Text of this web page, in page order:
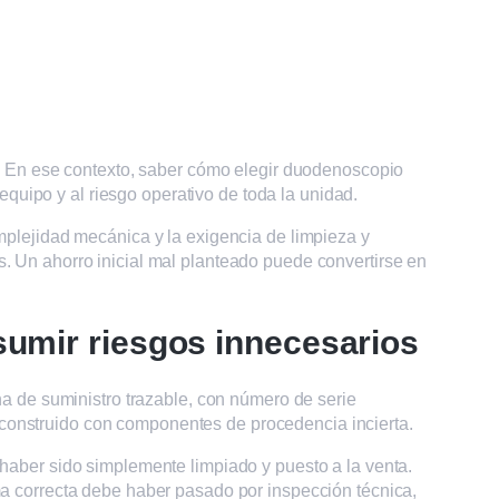
ese contexto, saber cómo elegir duodenoscopio
y al riesgo operativo de toda la unidad.
mecánica y la exigencia de limpieza y
Un ahorro inicial mal planteado puede convertirse en
riesgos innecesarios
de suministro trazable, con número de serie
con componentes de procedencia incierta.
sido simplemente limpiado y puesto a la venta.
correcta debe haber pasado por inspección técnica,